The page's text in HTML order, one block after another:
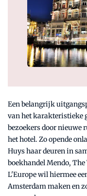
Een belangrijk
van het karakteristieke
bezoekers door nieuwe
het hotel. Zo opende
Huys haar deuren in
boekhandel Mendo,
L'Europe wil hiermee
Amsterdam maken en